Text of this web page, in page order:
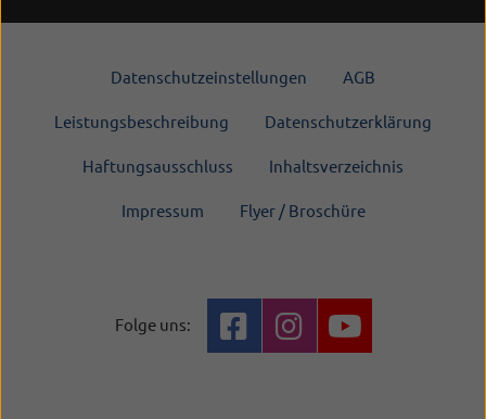
Datenschutzeinstellungen AGB
Leistungsbeschreibung Datenschutzerklärung
Haftungsausschluss Inhaltsverzeichnis
Impressum Flyer / Broschüre
Folge uns: